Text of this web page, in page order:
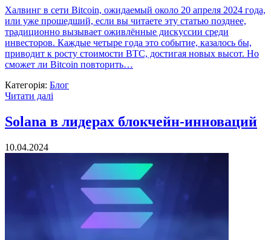
Халвинг в сети Bitcoin, ожидаемый около 20 апреля 2024 года,
или уже прошедший, если вы читаете эту статью позднее,
традиционно вызывает оживлённые дискуссии среди
инвесторов. Каждые четыре года это событие, казалось бы,
приводит к росту стоимости BTC, достигая новых высот. Но
сможет ли Bitcoin повторить…
Категорія: Блог
Читати далі
Solana в лидерах блокчейн-инноваций
10.04.2024